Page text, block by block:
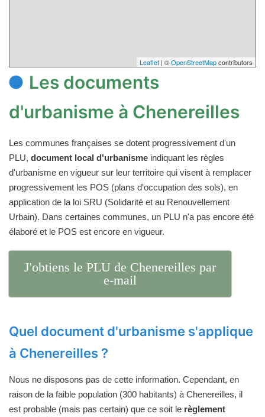
Leaflet | ©OpenStreetMapcontributors
Les documents
d'urbanisme à Chenereilles
Les communes françaises se dotent progressivement d'un
PLU, document local d'urbanisme indiquant les règles
d'urbanisme en vigueur sur leur territoire qui visent à remplacer
progressivement les POS (plans d'occupation des sols), en
application de la loi SRU (Solidarité et au Renouvellement
Urbain). Dans certaines communes, un PLU n'a pas encore été
élaboré et le POS est encore en vigueur.
J'obtiens le PLU de Chenereilles par
e-mail
Quel document d'urbanisme s'applique
à Chenereilles ?
Nous ne disposons pas de cette information. Cependant, en
raison de la faible population (300 habitants) à Chenereilles, il
est probable (mais pas certain) que ce soit le règlement